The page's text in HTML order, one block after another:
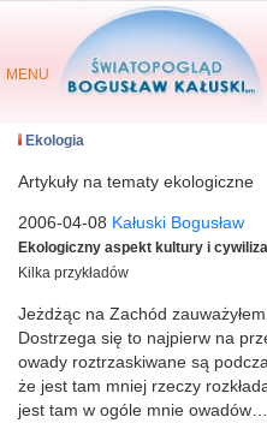
MENU
Ekologia
Artykuły na tematy ekologiczne
2006-04-08 Kałuski Bogusław
Ekologiczny aspekt kultury i
Kilka przykładów
Jeżdżąc na Zachód
Dostrzega się to najpierw na
owady roztrzaskiwane są
że jest tam mniej rzeczy
jest tam w ogóle mnie